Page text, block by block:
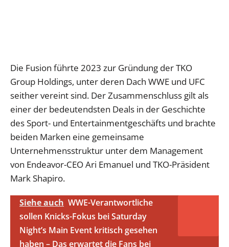
Die Fusion führte 2023 zur Gründung der TKO
Group Holdings, unter deren Dach WWE und UFC
seither vereint sind. Der Zusammenschluss gilt als
einer der bedeutendsten Deals in der Geschichte
des Sport- und Entertainmentgeschäfts und brachte
beiden Marken eine gemeinsame
Unternehmensstruktur unter dem Management
von Endeavor-CEO Ari Emanuel und TKO-Präsident
Mark Shapiro.
Siehe auch WWE-Verantwortliche
sollen Knicks-Fokus bei Saturday
Night’s Main Event kritisch gesehen
haben – Das erwartet die Fans bei